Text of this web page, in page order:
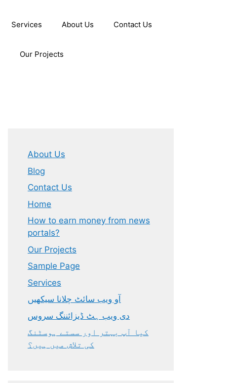
Services About Us Contact Us
Our Projects
About Us
Blog
Contact Us
Home
How to earn money from news
portals?
Our Projects
Sample Page
Services
آو ویب سائٹ چلانا سیکھیں
دی ویب ہٹ ڈیزائننگ سروس
کیا آپ بہتر اور سستے ہوسٹنگ
کی تلاش میں ہیں؟